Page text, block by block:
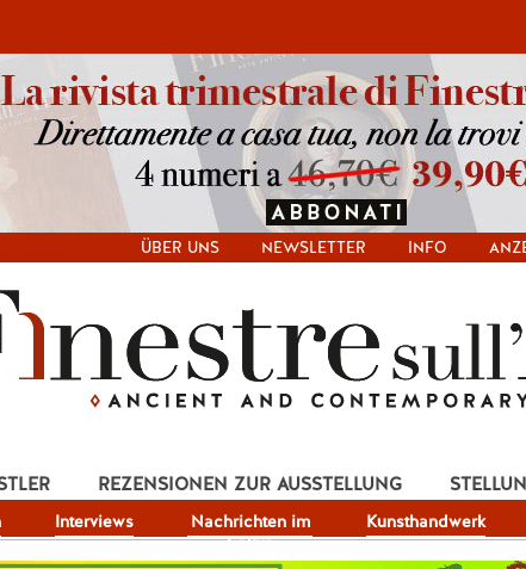
ÜBER UNS NEWSLETTER INFO
Interviews
Nachrichten im
Fokus
Kunsthandwerk
REZENSIONEN ZUR AUSSTELLUNG